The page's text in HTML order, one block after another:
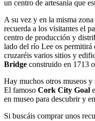
un centro de artesanía que
A su vez y en la misma zona
recuerda a los visitantes el
centro de producción y
lado del río Lee os permitirá
cruzaréis varios sitios y
Bridge construido en 1713
Hay muchos otros museos
El famoso Cork City Goal
en museo para descubrir y
Si buscáis comprar unos